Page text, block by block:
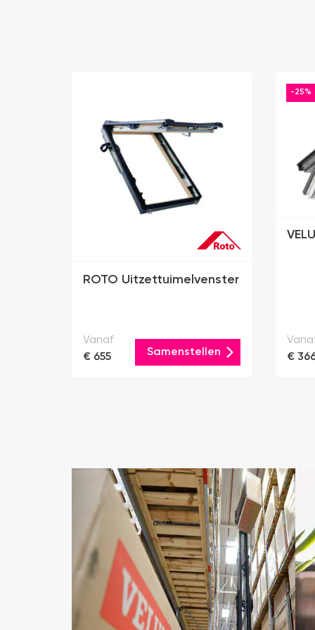
ROTO Uitzettuimelvenster
Vanaf
€ 655
Samenstellen
-25%
€